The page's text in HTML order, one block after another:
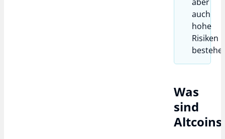
auch
hohe
Risiken
Was
sind
Altcoins